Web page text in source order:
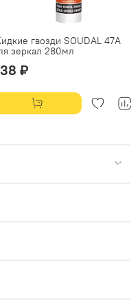
гвозди SOUDAL 47А
зеркал 280мл
₽